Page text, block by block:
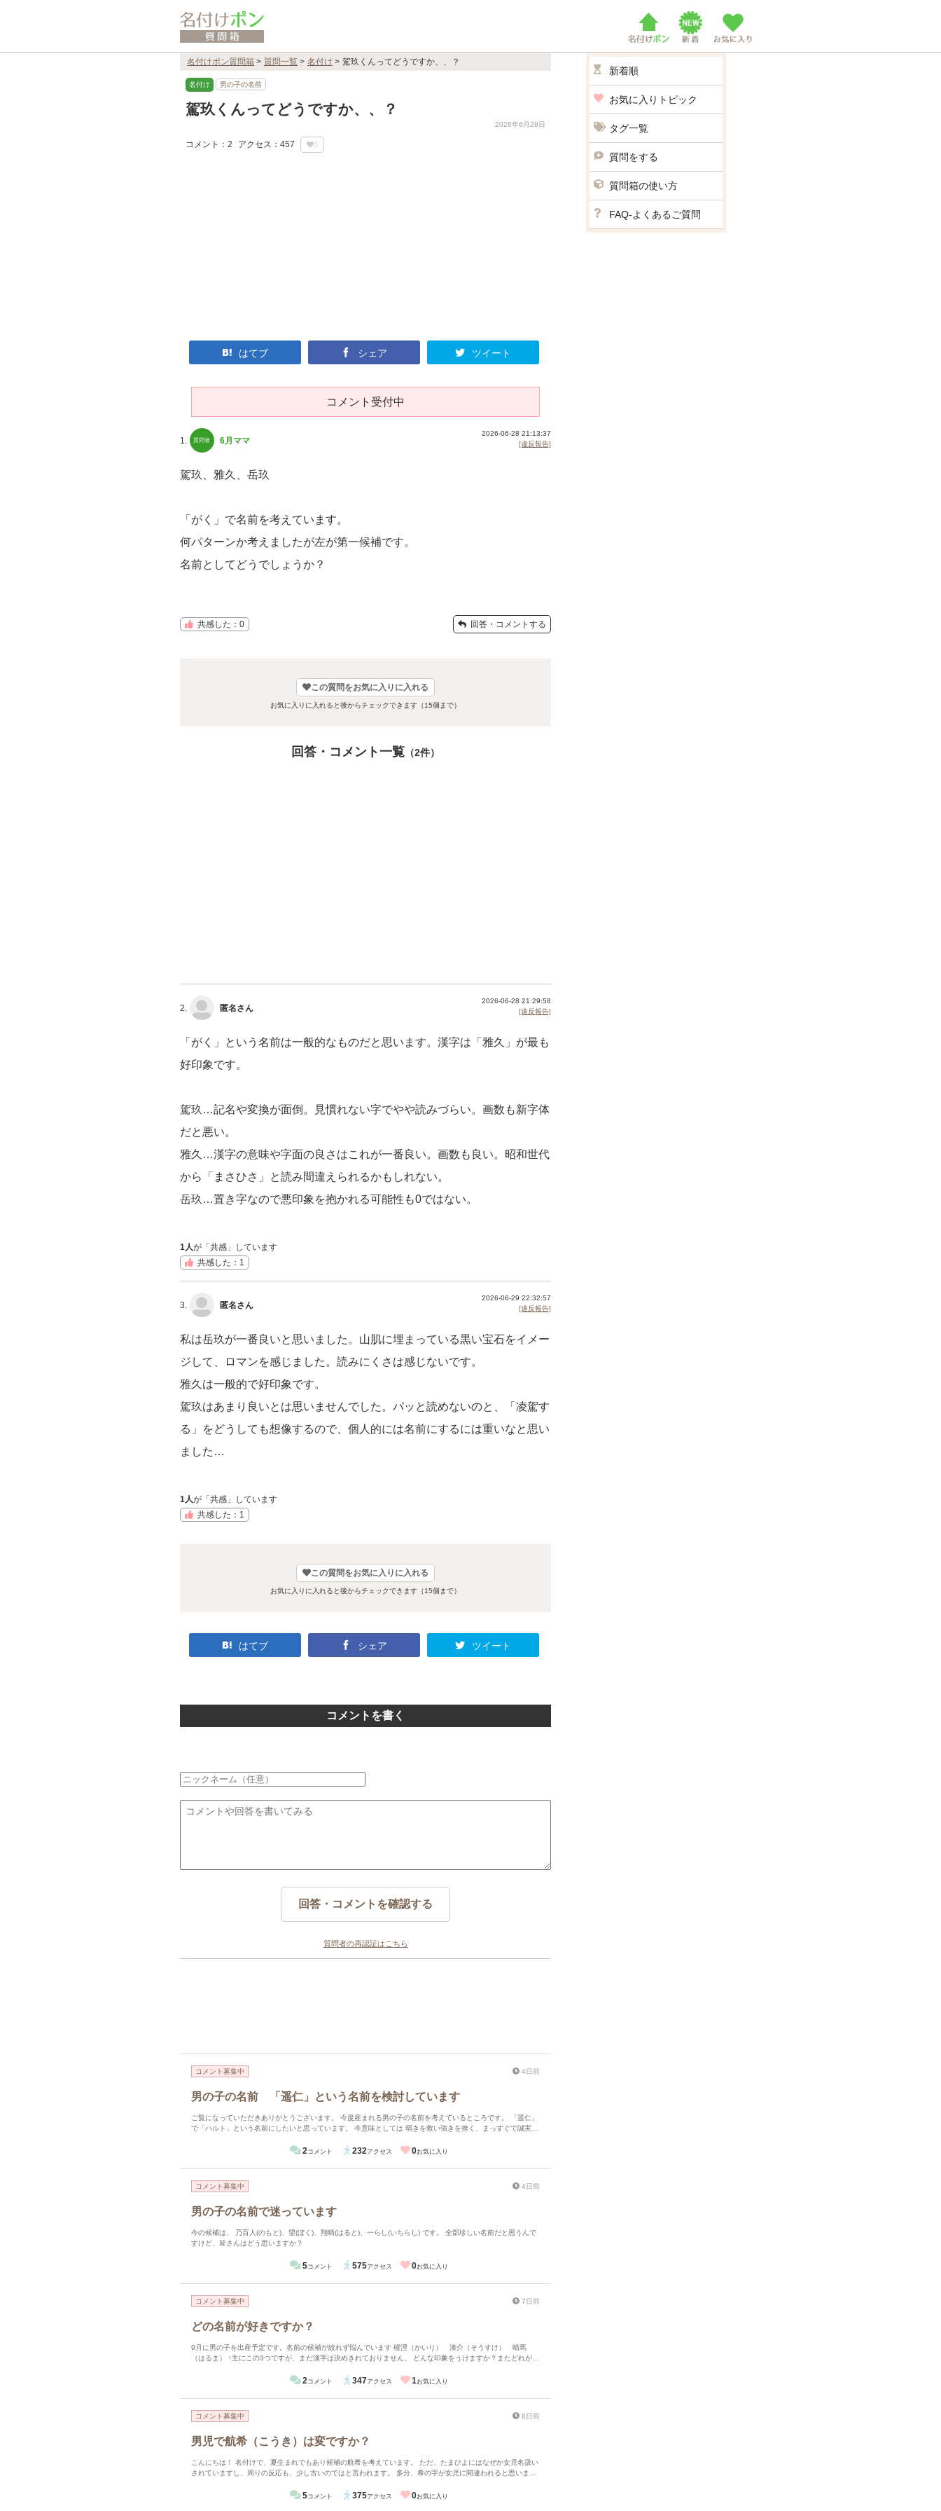
名付けポン質問箱 > 質問一覧 > 名付け > 駕玖くんってどうですか、、？
名付け 男の子の名前
駕玖くんってどうですか、、？
2026年6月28日
コメント：2 アクセス：457 0
はてブ シェア ツイート
コメント受付中
1. 6月ママ
2026-06-28 21:13:37
[違反報告]
駕玖、雅久、岳玖
「がく」で名前を考えています。
何パターンか考えましたが左が第一候補です。
名前としてどうでしょうか？
共感した：0 回答・コメントする
この質問をお気に入りに入れる
お気に入りに入れると後からチェックできます（15個まで）
回答・コメント一覧 （2件）
2. 匿名さん
2026-06-28 21:29:58
[違反報告]
「がく」という名前は一般的なものだと思います。漢字は「雅久」が最も
好印象です。
駕玖…記名や変換が面倒。見慣れない字でやや読みづらい。画数も新字体
だと悪い。
雅久…漢字の意味や字面の良さはこれが一番良い。画数も良い。昭和世代
から「まさひさ」と読み間違えられるかもしれない。
岳玖…置き字なので悪印象を抱かれる可能性も0ではない。
1人が「共感」しています
共感した：1
3. 匿名さん
2026-06-29 22:32:57
[違反報告]
私は岳玖が一番良いと思いました。山肌に埋まっている黒い宝石をイメー
ジして、ロマンを感じました。読みにくさは感じないです。
雅久は一般的で好印象です。
駕玖はあまり良いとは思いませんでした。パッと読めないのと、「凌駕す
る」をどうしても想像するので、個人的には名前にするには重いなと思い
ました…
1人が「共感」しています
共感した：1
この質問をお気に入りに入れる
お気に入りに入れると後からチェックできます（15個まで）
はてブ シェア ツイート
コメントを書く
回答・コメントを確認する
質問者の再認証はこちら
コメント募集中 4日前
男の子の名前 「遥仁」という名前を検討しています
ご覧になっていただきありがとうございます。 今度産まれる男の子の名前を考えているところです。 「遥仁」
で「ハルト」という名前にしたいと思っています。 今意味としては 弱きを救い強きを挫く、まっすぐで誠実な
で柔らかくするために「遥」という字を合わせて、今風？な音で「ハルト」という読み方がいいかなと思って
す。 ちなみに「ハルヒト」という音は少し皇族感が出過ぎちゃわないかな？と思って今はあまり考えていませ
ん。 忌憚のないご意見をよろしくお願いします。
2コメント 232アクセス 0お気に入り
コメント募集中 4日前
男の子の名前で迷っています
今の候補は、 乃百人(のもと)、望(ぼく)、翔晴(はると)、一らし(いちらし) です。 全部珍しい名前だと思うんで
すけど、皆さんはどう思いますか？
5コメント 575アクセス 0お気に入り
コメント募集中 7日前
どの名前が好きですか？
9月に男の子を出産予定です。名前の候補が絞れず悩んでいます 櫂浬（かいり） 湊介（そうすけ） 晴馬
（はるま） ↑主にこの3つですが、まだ漢字は決めきれておりません。 どんな印象をうけますか？またどれが好
2コメント 347アクセス 1お気に入り
コメント募集中 8日前
男児で航希（こうき）は変ですか？
こんにちは！ 名付けで、夏生まれでもあり候補の航希を考えています。 ただ、たまひよにはなぜか女児名扱い
されていますし、周りの反応も、少し古いのではと言われます。 多分、希の字が女児に間違われると思いま
5コメント 375アクセス 0お気に入り
新着順
お気に入りトピック
タグ一覧
質問をする
質問箱の使い方
FAQ-よくあるご質問